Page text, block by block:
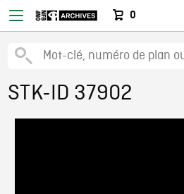
0
STK-ID 37902